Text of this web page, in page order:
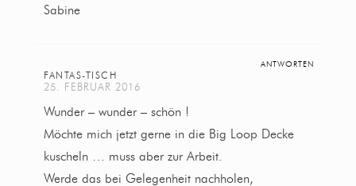
Sabine
ANTWORTEN
FANTAS-TISCH
25. FEBRUAR 2016
Wunder – wunder – schön !
Möchte mich jetzt gerne in die Big Loop Decke
kuscheln … muss aber zur Arbeit.
Werde das bei Gelegenheit nachholen,